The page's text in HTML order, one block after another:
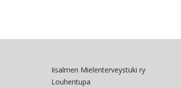
Iisalmen Mielenterveystuki ry
Louhentupa